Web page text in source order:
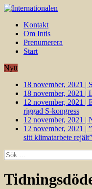
Kontakt
Om Intis
Prenumerera
Start
Nytt
18 november, 2021 |
18 november, 2021 |
12 november, 2021 |
riggad S-kongress
12 november, 2021 |
12 november, 2021 |
sitt klimatarbete rejält”
Sök
efter: